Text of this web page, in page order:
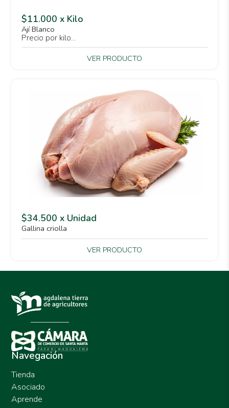
$11.000 x Kilo
Ají Blanco
Precio por kilo...
VER PRODUCTO
$34.500 x Unidad
Gallina criolla
VER PRODUCTO
Navegación
Tienda
Asociado
Aprende